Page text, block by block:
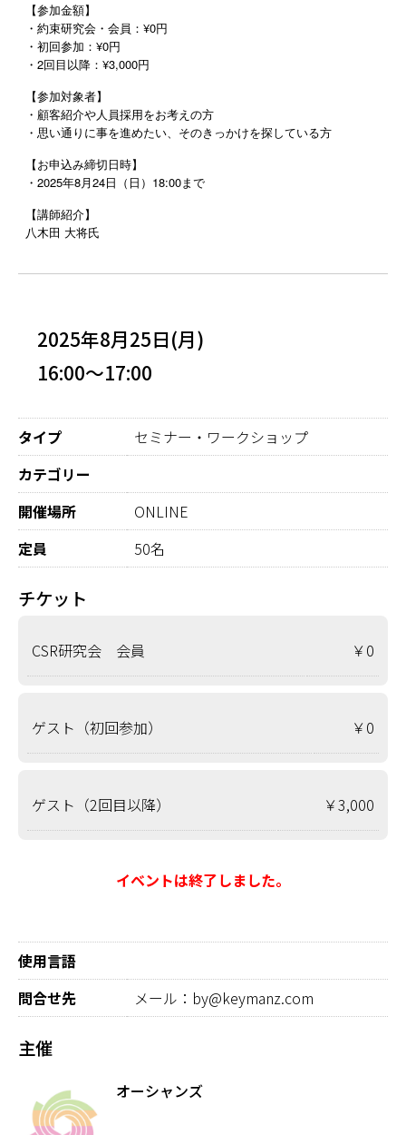
【参加金額】
・約束研究会・会員：¥0円
・初回参加：¥0円
・2回目以降：¥3,000円
【参加対象者】
・顧客紹介や人員採用をお考えの方
・思い通りに事を進めたい、そのきっかけを探している方
【お申込み締切日時】
・2025年8月24日（日）18:00まで
【講師紹介】
八木田 大将氏
2025年8月25日(月)
16:00～17:00
タイプ
セミナー・ワークショップ
カテゴリー
開催場所
ONLINE
定員
50名
チケット
CSR研究会 会員 ￥0
ゲスト（初回参加） ￥0
ゲスト（2回目以降） ￥3,000
イベントは終了しました。
使用言語
問合せ先
メール：by@keymanz.com
主催
オーシャンズ